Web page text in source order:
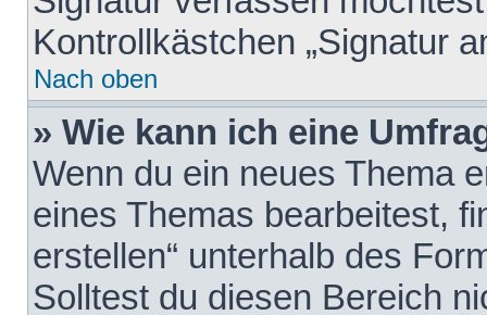
Kontrollkästchen „Signatur
Nach oben
» Wie kann ich eine
Wenn du ein neues Thema
eines Themas bearbeitest,
erstellen“ unterhalb des
Solltest du diesen Bereich